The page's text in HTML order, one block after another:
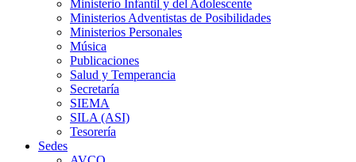
Ministerio Infantil y del Adolescente
Ministerios Adventistas de Posibilidades
Ministerios Personales
Música
Publicaciones
Salud y Temperancia
Secretaría
SIEMA
SILA (ASI)
Tesorería
Sedes